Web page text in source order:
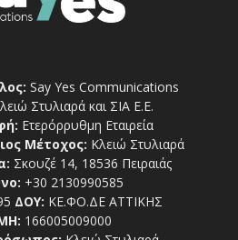
Say Yes Communications
Στυλιαρά και ΣΙΑ Ε.Ε.
Ετερόρρυθμη Εταιρεία
Μέτοχος: Κλειώ Στυλιαρά
Σκουζέ 14, 18536 Πειραιάς
+30 2130990585
ΔΟΥ: ΚΕ.ΦΟ.ΔΕ ΑΤΤΙΚΗΣ
166005009000